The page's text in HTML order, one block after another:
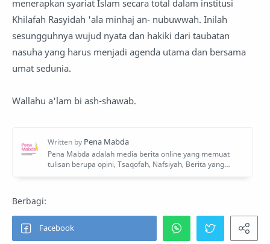
menerapkan syariat Islam secara total dalam institusi
Khilafah Rasyidah 'ala minhaj an- nubuwwah. Inilah
sesungguhnya wujud nyata dan hakiki dari taubatan
nasuha yang harus menjadi agenda utama dan bersama
umat sedunia.
Wallahu a'lam bi ash-shawab.